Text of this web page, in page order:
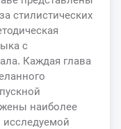
стилистических
с
Каждая глава
наиболее